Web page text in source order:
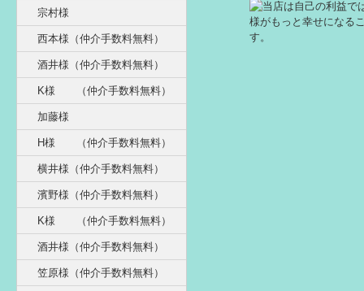
宗村様
西本様（仲介手数料無料）
酒井様（仲介手数料無料）
K様 （仲介手数料無料）
加藤様
H様 （仲介手数料無料）
横井様（仲介手数料無料）
濱野様（仲介手数料無料）
K様 （仲介手数料無料）
酒井様（仲介手数料無料）
笠原様（仲介手数料無料）